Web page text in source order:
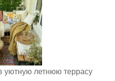
летнюю террасу